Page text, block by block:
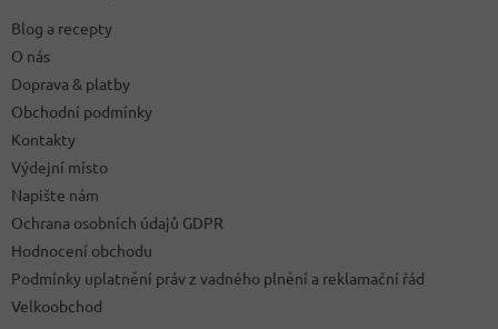
Blog a recepty
O nás
Doprava & platby
Obchodní podmínky
Kontakty
Výdejní místo
Napište nám
Ochrana osobních údajů GDPR
Hodnocení obchodu
Podmínky uplatnění práv z vadného plnění a reklamační řád
Velkoobchod